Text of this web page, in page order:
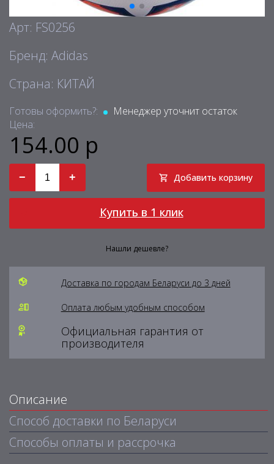
Арт: FS0256
Бренд: Adidas
Страна: КИТАЙ
Готовы оформить?:
Менеджер уточнит остаток
Цена:
154.00 р
− + Добавить корзину
Купить в 1 клик
Нашли дешевле?
Доставка по городам Беларуси до 3 дней
Оплата любым удобным способом
Официальная гарантия от
производителя
Описание
Способ доставки по Беларуси
Способы оплаты и рассрочка